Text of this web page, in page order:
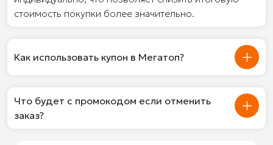
стоимость покупки более значительно.
Как использовать купон в Мегатоп?
Что будет с промокодом если отменить
заказ?